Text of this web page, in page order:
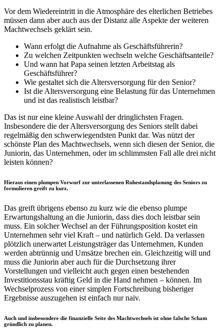
Vor dem Wiedereintritt in die Atmosphäre des elterlichen Betriebes
müssen dann aber auch aus der Distanz alle Aspekte der weiteren
Machtwechsels geklärt sein.
Wann erfolgt die Aufnahme als Geschäftsführerin?
Zu welchen Zeitpunkten wechseln welche Geschäftsanteile?
Und wann hat Papa seinen letzten Arbeitstag als
Geschäftsführer?
Wie gestaltet sich die Altersversorgung für den Senior?
Ist die Altersversorgung eine Belastung für das Unternehmen
und ist das realistisch leistbar?
Das ist nur eine kleine Auswahl der dringlichsten Fragen.
Insbesondere die der Altersversorgung des Seniors stellt dabei
regelmäßig den schwerwiegendsten Punkt dar. Was nützt der
schönste Plan des Machtwechsels, wenn sich diesen der Senior, die
Juniorin, das Unternehmen, oder im schlimmsten Fall alle drei nicht
leisten können?
Hieraus einen plumpen Vorwurf zur unterlassenen Ruhestandsplanung des Seniors zu
formulieren greift zu kurz.
Das greift übrigens ebenso zu kurz wie die ebenso plumpe
Erwartungshaltung an die Juniorin, dass dies doch leistbar sein
muss. Ein solcher Wechsel an der Führungsposition kostet ein
Unternehmen sehr viel Kraft – und natürlich Geld. Da verlassen
plötzlich unerwartet Leistungsträger das Unternehmen, Kunden
werden abtrünnig und Umsätze brechen ein. Gleichzeitig will und
muss die Juniorin aber auch für die Durchsetzung ihrer
Vorstellungen und vielleicht auch gegen einen bestehenden
Investitionsstau kräftig Geld in die Hand nehmen – können. Im
Wechselprozess von einer simplen Fortschreibung bisheriger
Ergebnisse auszugehen ist einfach nur naiv.
Auch und insbesondere die finanzielle Seite des Machtwechsels ist ohne falsche Scham
gründlich zu planen.